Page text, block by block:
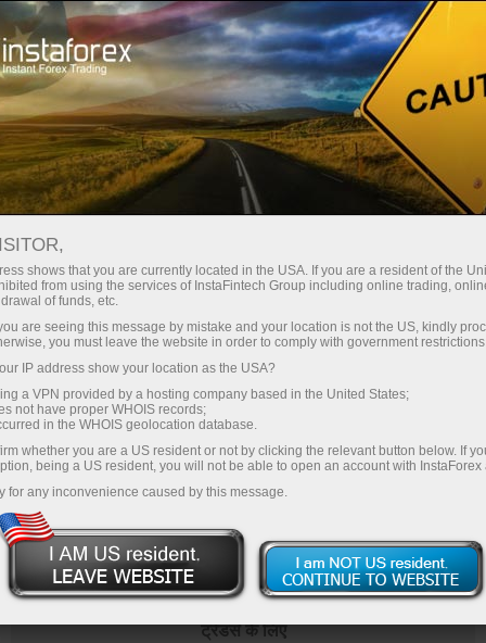
सक्रिय
बेस्ट एफिलिएट
प्रोग्राम 2020
मोस्ट इनोवेटिव मोबाइल
ट्रेडिंग एप्लिकेशन
Forex Broker of
the Year at
Dhabi 2025
ट्रेडर्स के लिए
shows that you are currently located in the USA. If you are a resident of the
from using the services of InstaFintech Group including online trading,
of funds, etc.
are seeing this message by mistake and your location is not the US, kindly
you must leave the website in order to comply with government
IP address show your location as the USA?
a VPN provided by a hosting company based in the United States;
not have proper WHOIS records;
in the WHOIS geolocation database.
whether you are a US resident or not by clicking the relevant button below. If
being a US resident, you will not be able to open an account with InstaForex
for any inconvenience caused by this message.